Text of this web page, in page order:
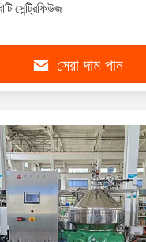
সেন্ট্রিফিউজ
সেরা দাম পান